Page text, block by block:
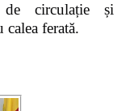
de circulație și
calea ferată.